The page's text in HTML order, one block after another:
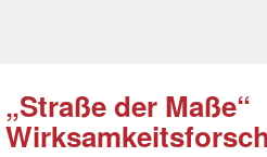
„Straße der Maße“